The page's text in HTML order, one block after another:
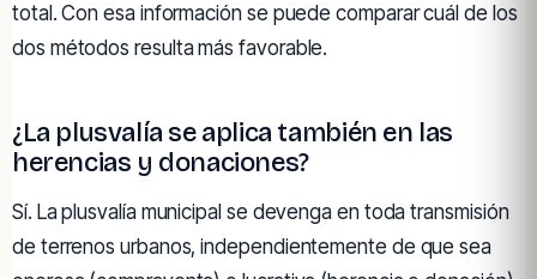
total. Con esa información se puede comparar cuál de los
dos métodos resulta más favorable.
¿La plusvalía se aplica también en las
herencias y donaciones?
Sí. La plusvalía municipal se devenga en toda transmisión
de terrenos urbanos, independientemente de que sea